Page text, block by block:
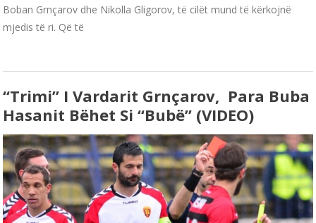
Boban Grnçarov dhe Nikolla Gligorov, të cilët mund të kërkojnë
mjedis të ri. Që të
“Trimi” I Vardarit Grnçarov, Para Buba
Hasanit Bëhet Si “bubë” (VIDEO)